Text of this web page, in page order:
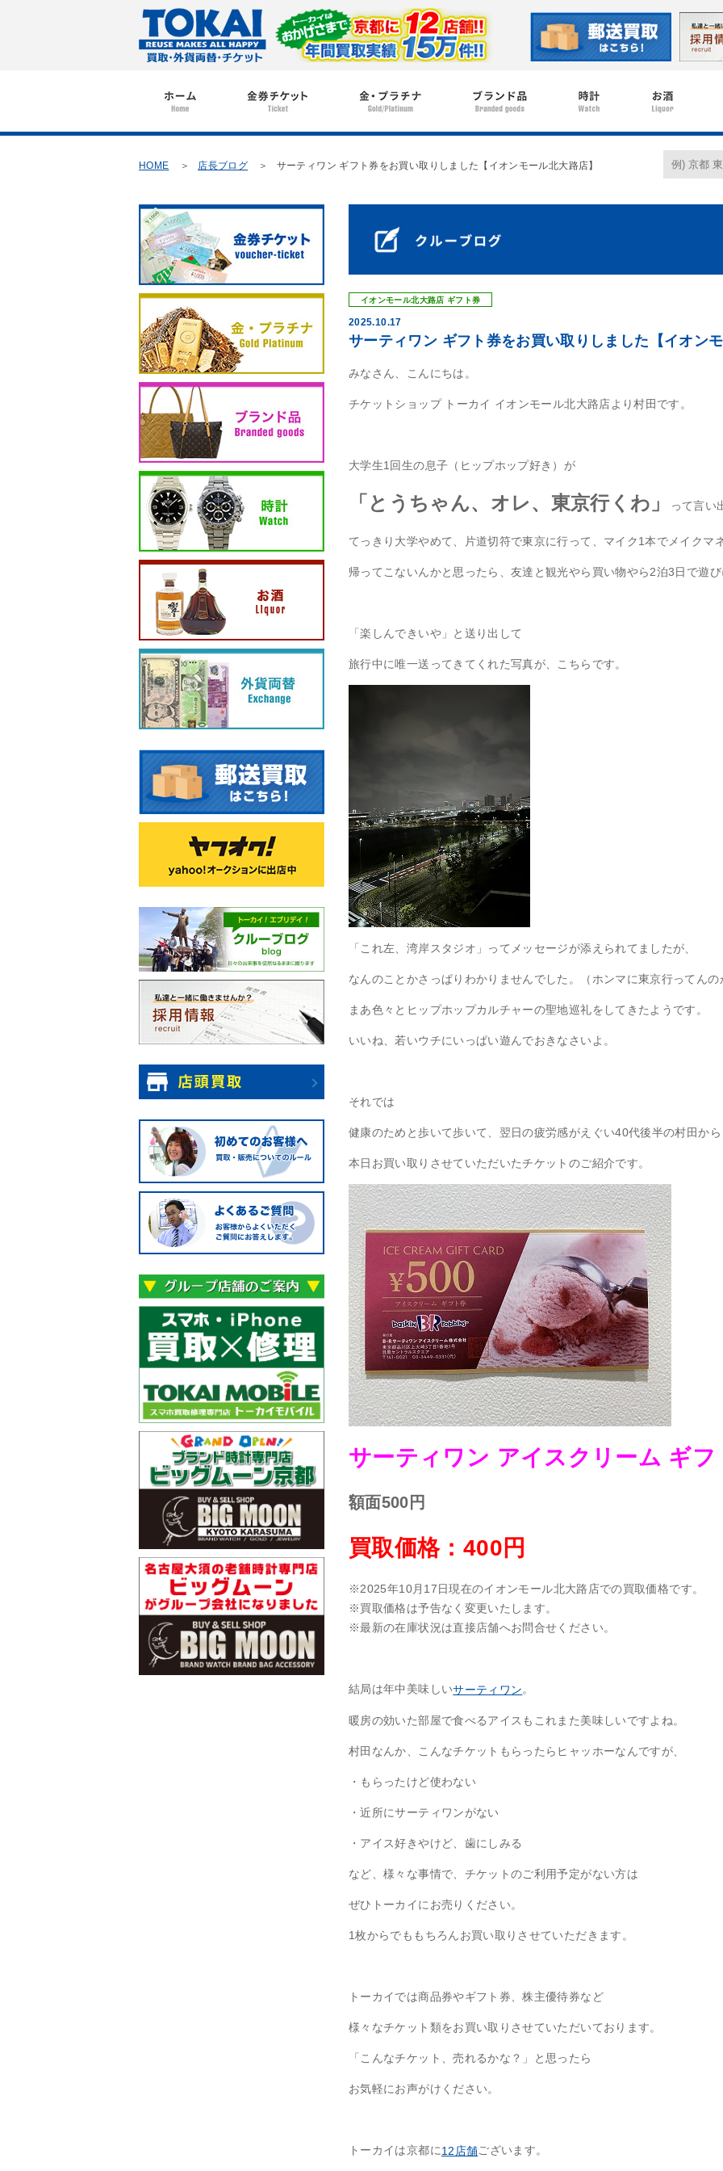
HOME 店長ブログ サーティワン ギフト券をお買い取りしました【イオンモール北大路店】
イオンモール北大路店 ギフト券
2025.10.17
サーティワン ギフト券をお買い取りしました【イオン
みなさん、こんにちは。
チケットショップ トーカイ イオンモール北大路店より村田です。
大学生1回生の息子（ヒップホップ好き）が
「とうちゃん、オレ、東京行くわ」 って言い
てっきり大学やめて、片道切符で東京に行って、マイク1本でメイクマ
帰ってこないんかと思ったら、友達と観光やら買い物やら2泊3日で遊
「楽しんできいや」と送り出して
旅行中に唯一送ってきてくれた写真が、こちらです。
「これ左、湾岸スタジオ」ってメッセージが添えられてましたが、
なんのことかさっぱりわかりませんでした。（ホンマに東京行ってんの
まあ色々とヒップホップカルチャーの聖地巡礼をしてきたようです。
いいね、若いウチにいっぱい遊んでおきなさいよ。
それでは
健康のためと歩いて歩いて、翌日の疲労感がえぐい40代後半の村田から
本日お買い取りさせていただいたチケットのご紹介です。
サーティワン アイスクリーム ギフ
額面500円
買取価格：400円
※2025年10月17日現在のイオンモール北大路店での買取価格です。
※買取価格は予告なく変更いたします。
※最新の在庫状況は直接店舗へお問合せください。
結局は年中美味しいサーティワン。
暖房の効いた部屋で食べるアイスもこれまた美味しいですよね。
村田なんか、こんなチケットもらったらヒャッホーなんですが、
・もらったけど使わない
・近所にサーティワンがない
・アイス好きやけど、歯にしみる
など、様々な事情で、チケットのご利用予定がない方は
ぜひトーカイにお売りください。
1枚からでももちろんお買い取りさせていただきます。
トーカイでは商品券やギフト券、株主優待券など
様々なチケット類をお買い取りさせていただいております。
「こんなチケット、売れるかな？」と思ったら
お気軽にお声がけください。
トーカイは京都に12店舗ございます。